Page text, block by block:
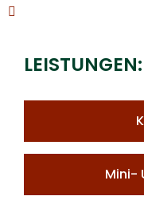
LEISTUNGEN:
Mini-